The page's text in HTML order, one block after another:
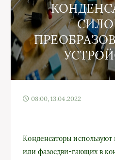
08:00, 13.04.2022
Конденсаторы используют
или фазосдви-гающих в